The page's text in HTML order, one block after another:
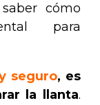
cómo
para
seguro, es
la llanta.